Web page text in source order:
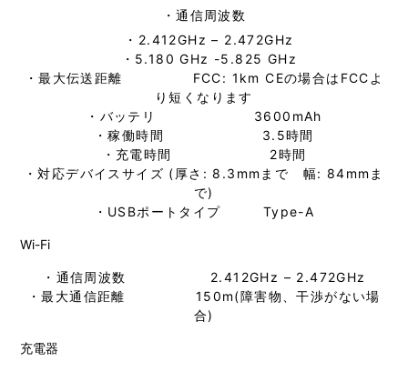
・通信周波数
・2.412GHz – 2.472GHz
・5.180 GHz -5.825 GHz
・最大伝送距離 FCC: 1km CEの場合はFCCよ
り短くなります
・バッテリ 3600mAh
・稼働時間 3.5時間
・充電時間 2時間
・対応デバイスサイズ (厚さ: 8.3mmまで 幅: 84mmま
で)
・USBポートタイプ Type-A
Wi-Fi
・通信周波数 2.412GHz – 2.472GHz
・最大通信距離 150m(障害物、干渉がない場
合)
充電器